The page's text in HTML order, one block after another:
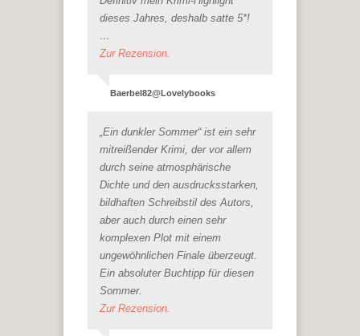
dieses Jahres, deshalb satte 5*!
…
Zur Rezension.
Baerbel82@Lovelybooks
„Ein dunkler Sommer“ ist ein sehr
mitreißender Krimi, der vor allem
durch seine atmosphärische
Dichte und den ausdrucksstarken,
bildhaften Schreibstil des Autors,
aber auch durch einen sehr
komplexen Plot mit einem
ungewöhnlichen Finale überzeugt.
Ein absoluter Buchtipp für diesen
Sommer.
Zur Rezension.